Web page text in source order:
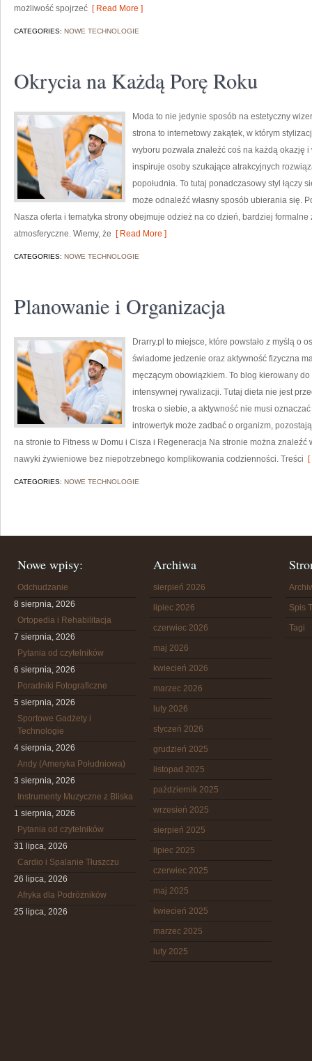
możliwość spojrzeć [ Read More ]
CATEGORIES: NOWE TECHNOLOGIE
Okrycia na Każdą Porę Roku
Moda to nie jedynie sposób na estetyczny
strona to internetowy zakątek, w którym
wyboru pozwala znaleźć coś na każdą okazję
inspiruje osoby szukające atrakcyjnych
popołudnia. To tutaj ponadczasowy styl łączy
może odnaleźć własny sposób ubierania się.
Nasza oferta i tematyka strony obejmuje odzież na co dzień, bardziej
atmosferyczne. Wiemy, że [ Read More ]
CATEGORIES: NOWE TECHNOLOGIE
Planowanie i Organizacja
Drarry.pl to miejsce, które powstało z myślą o
świadome jedzenie oraz aktywność fizyczna
męczącym obowiązkiem. To blog kierowany
intensywnej rywalizacji. Tutaj dieta nie jest
troska o siebie, a aktywność nie musi
introwertyk może zadbać o organizm,
na stronie to Fitness w Domu i Cisza i Regeneracja Na stronie można
nawyki żywieniowe bez niepotrzebnego komplikowania codzienności. Treści
CATEGORIES: NOWE TECHNOLOGIE
Nowe wpisy:
Odchudzanie
8 sierpnia, 2026
Ortopedia i Rehabilitacja
7 sierpnia, 2026
Pytania od czytelników
6 sierpnia, 2026
Poradniki Fotograficzne
5 sierpnia, 2026
Sportowe Gadżety i
Technologie
4 sierpnia, 2026
Andy (Ameryka Południowa)
3 sierpnia, 2026
Instrumenty Muzyczne z Bliska
1 sierpnia, 2026
Pytania od czytelników
31 lipca, 2026
Cardio i Spalanie Tłuszczu
26 lipca, 2026
Afryka dla Podróżników
25 lipca, 2026
Archiwa
sierpień 2026
lipiec 2026
czerwiec 2026
maj 2026
kwiecień 2026
marzec 2026
luty 2026
styczeń 2026
grudzień 2025
listopad 2025
październik 2025
wrzesień 2025
sierpień 2025
lipiec 2025
czerwiec 2025
maj 2025
kwiecień 2025
marzec 2025
luty 2025
Spis
Tagi